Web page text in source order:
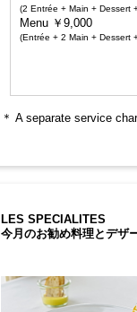
(2 Entrée + Main + Dessert
Menu ￥9,000
(Entrée + 2 Main + Dessert
＊ A separate service
LES SPECIALITES
今月のお勧め料理とデザ